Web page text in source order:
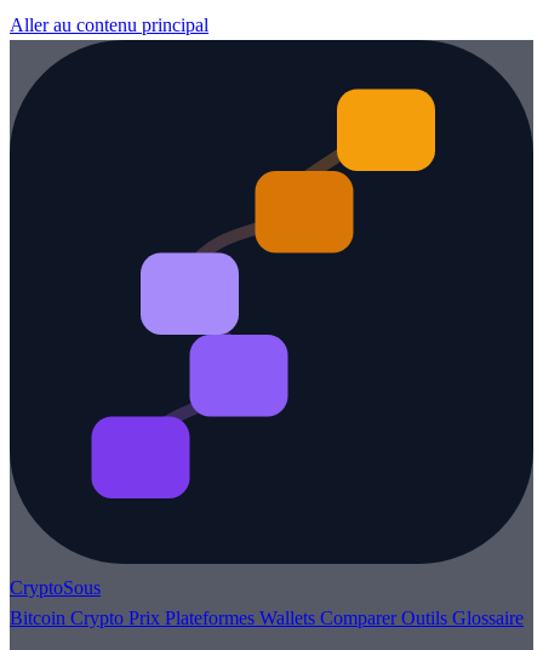
Aller au contenu principal
CryptoSous
Bitcoin Crypto Prix Plateformes Wallets ComparerOutils Glossaire